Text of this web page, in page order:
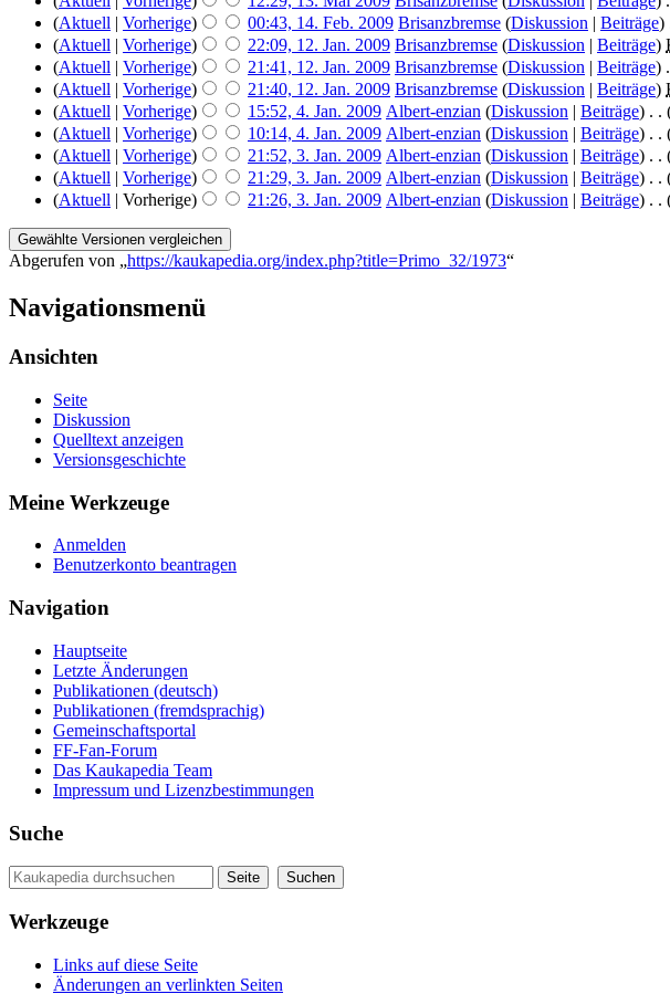
(Aktuell Vorherige) 00:43, 14. Feb. 2009 Brisanzbremse (Diskussion Beiträge)
(Aktuell Vorherige) 22:09, 12. Jan. 2009 Brisanzbremse (Diskussion Beiträge)
(Aktuell Vorherige) 21:41, 12. Jan. 2009 Brisanzbremse (Diskussion Beiträge)
(Aktuell Vorherige) 21:40, 12. Jan. 2009 Brisanzbremse (Diskussion Beiträge)
(Aktuell Vorherige) 15:52, 4. Jan. 2009 Albert-enzian (Diskussion Beiträge) . .
(Aktuell Vorherige) 10:14, 4. Jan. 2009 Albert-enzian (Diskussion Beiträge) . .
(Aktuell Vorherige) 21:52, 3. Jan. 2009 Albert-enzian (Diskussion Beiträge) . .
(Aktuell Vorherige) 21:29, 3. Jan. 2009 Albert-enzian (Diskussion Beiträge) . .
(Aktuell | Vorherige) 21:26, 3. Jan. 2009 Albert-enzian (Diskussion Beiträge) . .
Abgerufen von „https://kaukapedia.org/index.php?title=Primo_32/1973“
Navigationsmenü
Ansichten
Seite
Diskussion
Quelltext anzeigen
Versionsgeschichte
Meine Werkzeuge
Anmelden
Benutzerkonto beantragen
Navigation
Hauptseite
Letzte Änderungen
Publikationen (deutsch)
Publikationen (fremdsprachig)
Gemeinschaftsportal
FF-Fan-Forum
Das Kaukapedia Team
Impressum und Lizenzbestimmungen
Suche
Werkzeuge
Links auf diese Seite
Änderungen an verlinkten Seiten